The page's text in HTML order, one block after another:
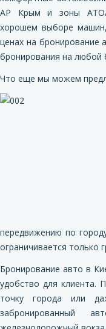
АР Крым и зоны АТО/
хорошем выборе
ценах на бронирование
бронирования на любой
Что еще мы можем
передвижению по
ограничивается только
Бронирование авто в
удобство для клиента.
точку города или
забронированный